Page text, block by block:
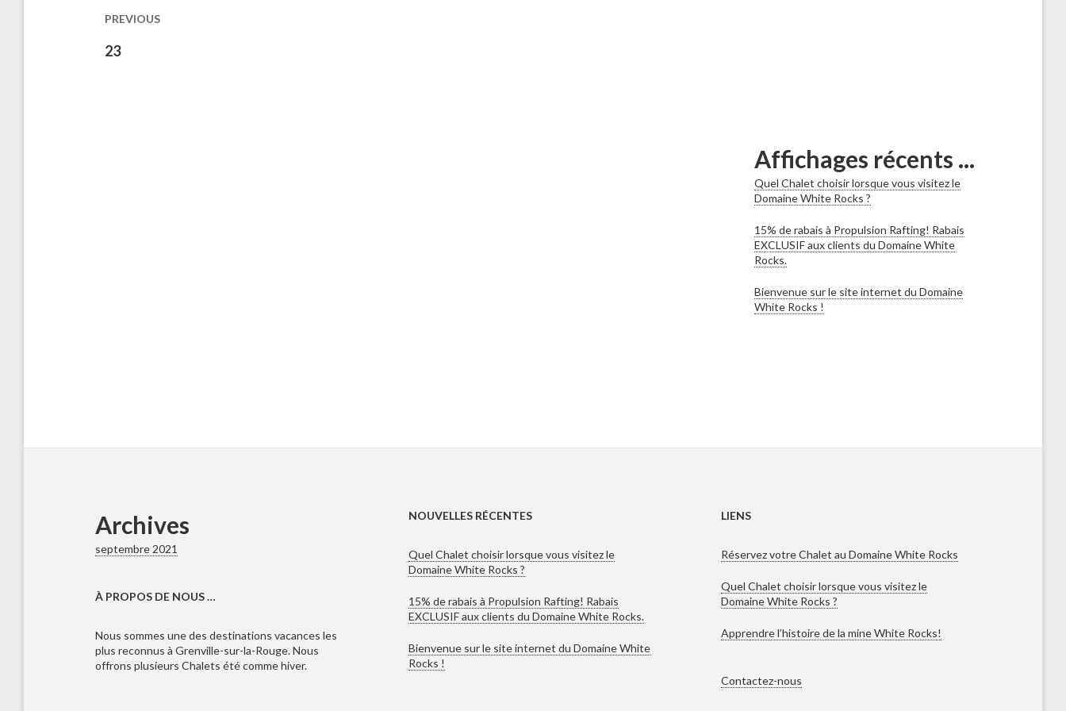
les
publications
PREVIOUS
Previous
23
Affichages récents ...
Quel Chalet choisir lorsque vous visitez le
Domaine White Rocks ?
15% de rabais à Propulsion Rafting! Rabais
EXCLUSIF aux clients du Domaine White
Rocks.
Bienvenue sur le site internet du Domaine
White Rocks !
Archives
septembre 2021
À PROPOS DE NOUS …
Nous sommes une des destinations vacances les
plus reconnus à Grenville-sur-la-Rouge. Nous
offrons plusieurs Chalets été comme hiver.
NOUVELLES RÉCENTES
Quel Chalet choisir lorsque vous visitez le
Domaine White Rocks ?
15% de rabais à Propulsion Rafting! Rabais
EXCLUSIF aux clients du Domaine White Rocks.
Bienvenue sur le site internet du Domaine White
Rocks !
LIENS
Réservez votre Chalet au Domaine White Rocks
Quel Chalet choisir lorsque vous visitez le
Domaine White Rocks ?
Apprendre l’histoire de la mine White Rocks!
Contactez-nous